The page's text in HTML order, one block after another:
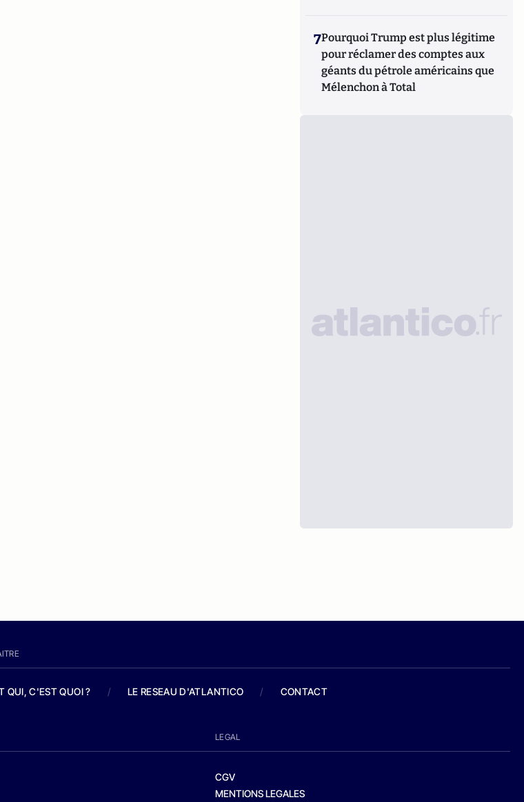
7Pourquoi Trump est plus légitime
pour réclamer des comptes aux
géants du pétrole américains que
Mélenchon à Total
QUI, C'EST QUOI ? / LE RESEAU D'ATLANTICO / CONTACT
LEGAL
CGV
MENTIONS LEGALES